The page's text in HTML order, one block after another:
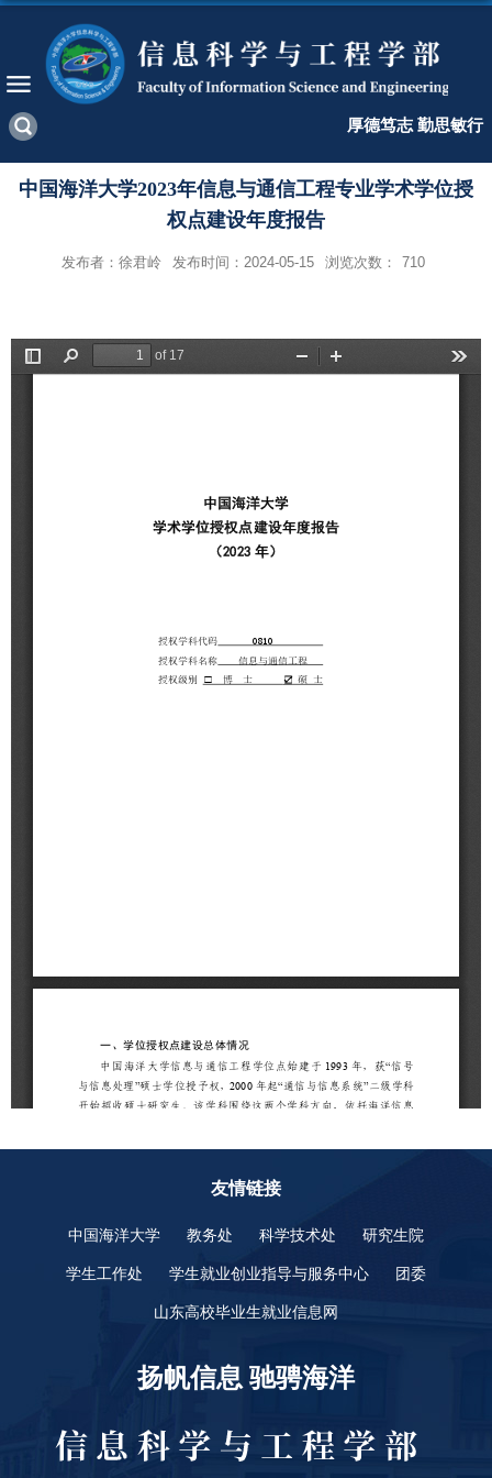
厚德笃志 勤思敏行
中国海洋大学2023年信息与通信工程专业学术学位授
权点建设年度报告
发布者：徐君岭 发布时间：2024-05-15 浏览次数： 710
友情链接
中国海洋大学 教务处 科学技术处 研究生院
学生工作处 学生就业创业指导与服务中心 团委
山东高校毕业生就业信息网
扬帆信息 驰骋海洋